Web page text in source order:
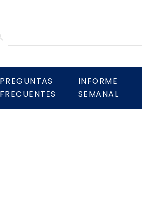
PREGUNTAS
FRECUENTES
INFORME
SEMANAL